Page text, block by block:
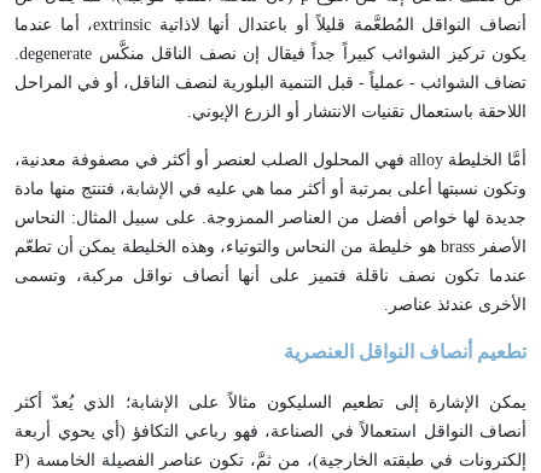
أنصاف النواقل المُطعَّمة قليلاً أو باعتدال أنها لاذاتية extrinsic، أما عندما
يكون تركيز الشوائب كبيراً جداً فيقال إن نصف الناقل منكَّس degenerate
.
تضاف الشوائب - عملياً - قبل التنمية البلورية لنصف الناقل، أو في المراحل
اللاحقة باستعمال تقنيات الانتشار أو الزرع الإيوني.
أمَّا الخليطة alloy فهي المحلول الصلب لعنصر أو أكثر في مصفوفة معدنية،
وتكون نسبتها أعلى بمرتبة أو أكثر مما هي عليه في الإشابة، فتنتج منها مادة
جديدة لها خواص أفضل من العناصر الممزوجة. على سبيل المثال: النحاس
الأصفرbrass هو خليطة من النحاس والتوتياء، وهذه الخليطة يمكن أن تطعّم
عندما تكون نصف ناقلة فتميز على أنها أنصاف نواقل مركبة، وتسمى
الأخرى عندئذ عناصر.
تطعيم أنصاف النواقل العنصرية
يمكن الإشارة إلى تطعيم السليكون مثالاً على الإشابة؛ الذي يُعدّ أكثر
أنصاف النواقل استعمالاً في الصناعة، فهو رباعي التكافؤ (أي يحوي أربعة
إلكترونات في طبقته الخارجية)، من ثمَّ، تكون عناصر الفصيلة الخامسة (P